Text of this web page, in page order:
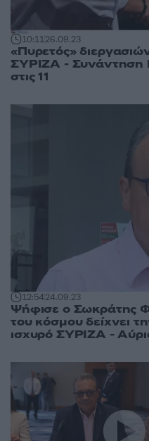
10:1126.09.23
«Πυρετός»
ΣΥΡΙΖΑ -
στις 11
12:5424.09.23
Ψήφισε ο Σωκράτης
του κόσμου δείχνει
ισχυρό ΣΥΡΙΖΑ -